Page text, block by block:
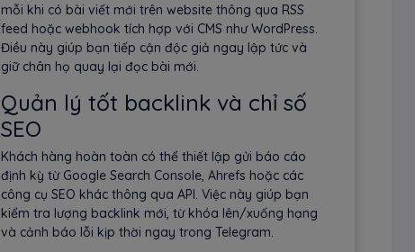
mỗi khi có bài viết mới trên website thông qua RSS
feed hoặc webhook tích hợp với CMS như WordPress.
Điều này giúp bạn tiếp cận độc giả ngay lập tức và
giữ chân họ quay lại đọc bài mới.
Quản lý tốt backlink và chỉ số
SEO
Khách hàng hoàn toàn có thể thiết lập gửi báo cáo
định kỳ từ Google Search Console, Ahrefs hoặc các
công cụ SEO khác thông qua API. Việc này giúp bạn
kiểm tra lượng backlink mới, từ khóa lên/xuống hạng
và cảnh báo lỗi kịp thời ngay trong Telegram.